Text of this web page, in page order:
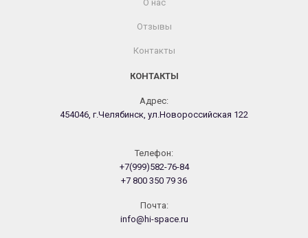
О нас
Отзывы
Контакты
КОНТАКТЫ
Адрес:
454046, г.Челябинск, ул.Новороссийская 122
Телефон:
+7(999)582-76-84
+7 800 350 79 36
Почта:
info@hi-space.ru